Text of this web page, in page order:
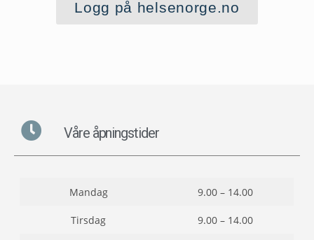
Logg på helsenorge.no
Våre åpningstider
Mandag 9.00 – 14.00
Tirsdag 9.00 – 14.00